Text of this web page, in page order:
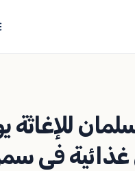
للإغاثة
غذائية في